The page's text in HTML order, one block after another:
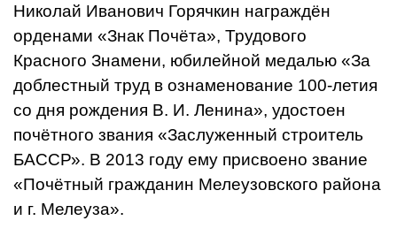
Николай Иванович Горяч­кин награждён
орденами «Знак По­чёта», Трудового
Красного Знамени, юбилейной медалью «За
доблестный труд в ознаменование 100-летия
со дня рождения В. И. Ленина», удосто­ен
почётного звания «Заслуженный строитель
БАССР». В 2013 году ему присвоено звание
«Почётный граж­данин Мелеузовского района
и г. Ме­леуза».